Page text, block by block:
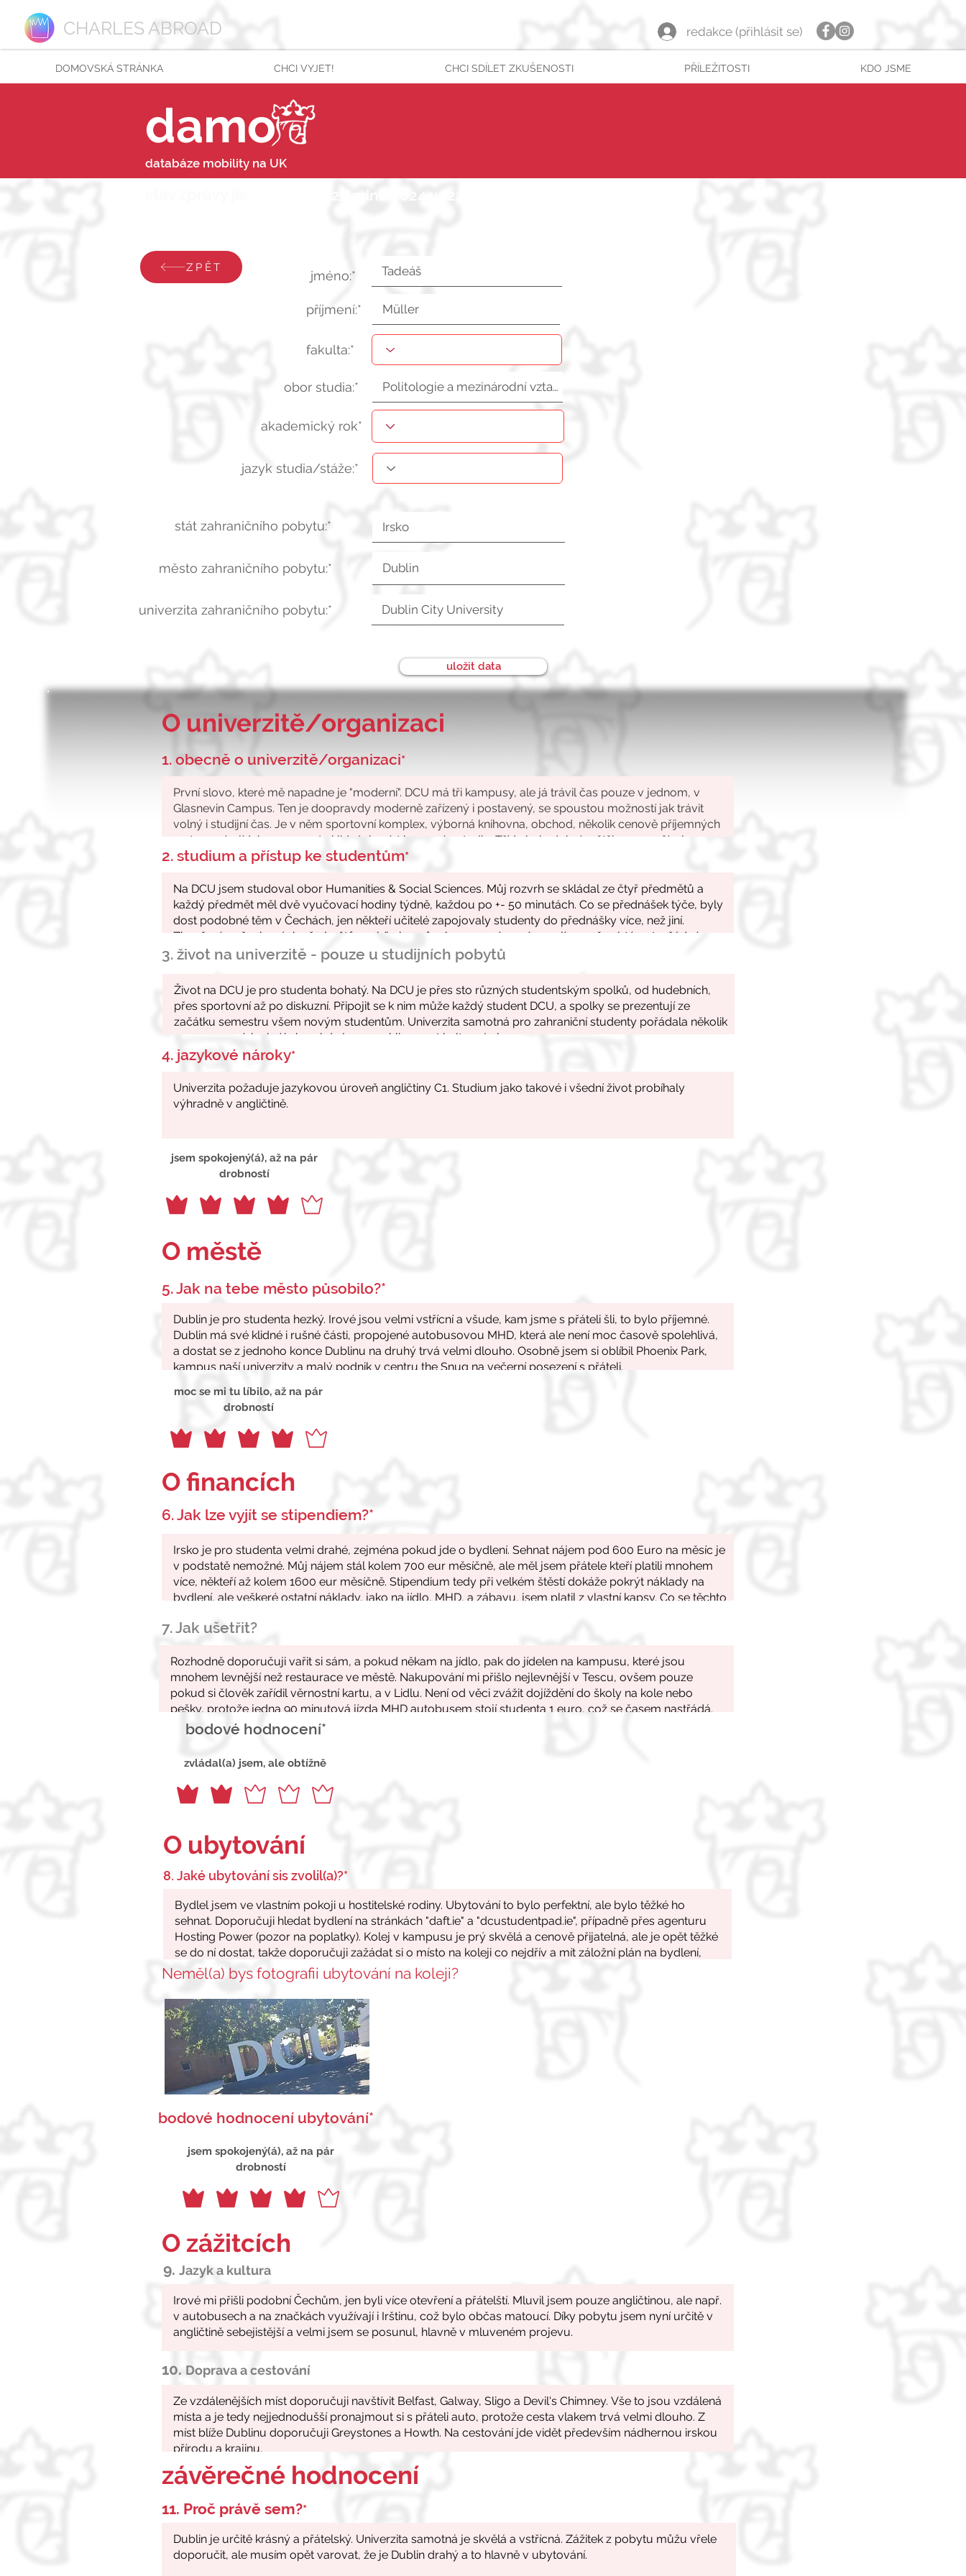
CHARLES ABROAD redakce (přihlásit se)
DOMOVSKÁ STRÁNKA CHCI VYJET! CHCI SDÍLET ZKUŠENOSTI PŘÍLEŽITOSTI KDO JSME
damo
databáze mobility na UK
ZPĚT
jméno:*
příjmení:*
fakulta:*
obor studia:*
akademický rok*
jazyk studia/stáže:*
stát zahraničního pobytu:*
město zahraničního pobytu:*
univerzita zahraničního pobytu:*
uložit data
O univerzitě/organizaci
1. obecně o univerzitě/organizaci*
2. studium a přístup ke studentům*
3. život na univerzitě - pouze u studijních pobytů
4. jazykové nároky*
jsem spokojený(á), až na pár
drobností
O městě
5. Jak na tebe město působilo?*
moc se mi tu líbilo, až na pár
drobností
O financích
6. Jak lze vyjít se stipendiem?*
7. Jak ušetřit?
bodové hodnocení*
zvládal(a) jsem, ale obtížně
O ubytování
8. Jaké ubytování sis zvolil(a)?*
Neměl(a) bys fotografii ubytování na koleji?
bodové hodnocení ubytování*
jsem spokojený(á), až na pár
drobností
O zážitcích
9. Jazyk a kultura
10. Doprava a cestování
závěrečné hodnocení
11. Proč právě sem?*